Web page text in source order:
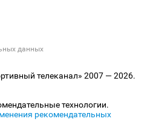
данных
телеканал» 2007 — 2026.
технологии.
рекомендательных